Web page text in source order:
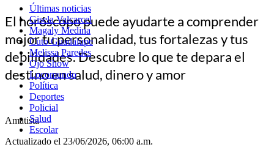
Últimas noticias
Gisela Valcarcel
Magaly Medina
Cuto Guadalupe
Melissa Paredes
Ojo Show
Locomundo
Política
Deportes
Policial
Salud
Escolar
El horóscopo puede ayudarte a comprender
mejor tu personalidad, tus fortalezas y tus
debilidades. Descubre lo que te depara el
destino en salud, dinero y amor
Amatista
Actualizado el 23/06/2026, 06:00 a.m.